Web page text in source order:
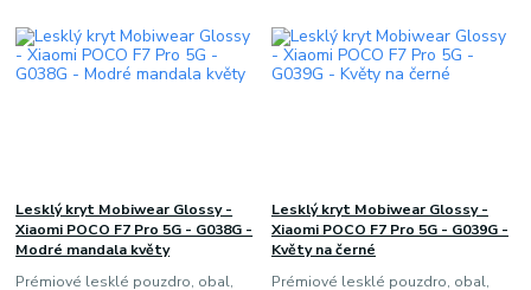
Lesklý kryt Mobiwear Glossy -
Xiaomi POCO F7 Pro 5G - G038G -
Modré mandala květy
Prémiové lesklé pouzdro, obal,
Lesklý kryt Mobiwear Glossy -
Xiaomi POCO F7 Pro 5G - G039G -
Květy na černé
Prémiové lesklé pouzdro, obal,